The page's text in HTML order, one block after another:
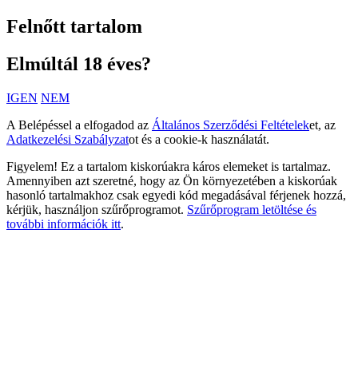
Felnőtt tartalom
Elmúltál 18 éves?
IGEN NEM
A Belépéssel a elfogadod az Általános Szerződési Feltételeket, az
Adatkezelési Szabályzatot és a cookie-k használatát.
Figyelem! Ez a tartalom kiskorúakra káros elemeket is tartalmaz.
Amennyiben azt szeretné, hogy az Ön környezetében a kiskorúak
hasonló tartalmakhoz csak egyedi kód megadásával férjenek hozzá,
kérjük, használjon szűrőprogramot. Szűrőprogram letöltése és
további információk itt.